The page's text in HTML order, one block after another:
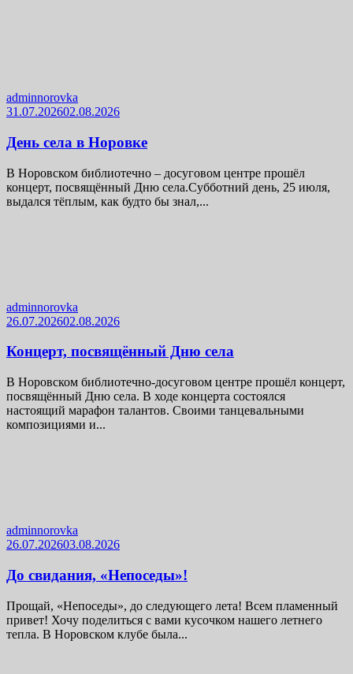
adminnorovka
31.07.202602.08.2026
День села в Норовке
В Норовском библиотечно – досуговом центре прошёл
концерт, посвящённый Дню села.Субботний день, 25 июля,
выдался тёплым, как будто бы знал,...
adminnorovka
26.07.202602.08.2026
Концерт, посвящённый Дню села
В Норовском библиотечно-досуговом центре прошёл концерт,
посвящённый Дню села. В ходе концерта состоялся
настоящий марафон талантов. Своими танцевальными
композициями и...
adminnorovka
26.07.202603.08.2026
До свидания, «Непоседы»!
Прощай, «Непоседы», до следующего лета! Всем пламенный
привет! Хочу поделиться с вами кусочком нашего летнего
тепла. В Норовском клубе была...